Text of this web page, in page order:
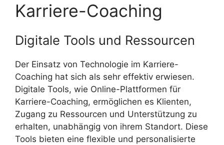
Karriere-Coaching
Digitale Tools und Ressourcen
Der Einsatz von Technologie im Karriere-
Coaching hat sich als sehr effektiv erwiesen.
Digitale Tools, wie Online-Plattformen für
Karriere-Coaching, ermöglichen es Klienten,
Zugang zu Ressourcen und Unterstützung zu
erhalten, unabhängig von ihrem Standort. Diese
Tools bieten eine flexible und personalisierte